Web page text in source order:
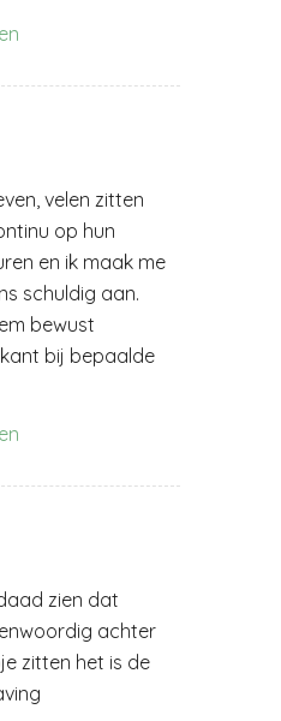
velen zitten
op hun
en ik maak me
schuldig aan.
bewust
bij bepaalde
zien dat
achter
zitten het is de